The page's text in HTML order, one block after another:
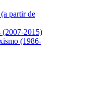
partir de
(2007-2015)
(1986-